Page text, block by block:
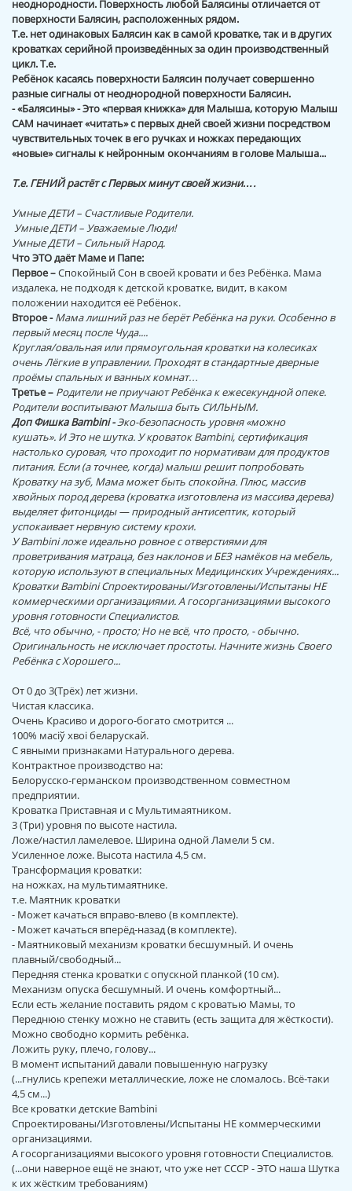
неоднородности. Поверхность любой Балясины отличается от
поверхности Балясин, расположенных рядом.
Т.е. нет одинаковых Балясин как в самой кроватке, так и в других
кроватках серийной произведённых за один производственный
цикл. Т.е.
Ребёнок касаясь поверхности Балясин получает совершенно
разные сигналы от неоднородной поверхности Балясин.
- «Балясины» - Это «первая книжка» для Малыша, которую Малыш
САМ начинает «читать» с первых дней своей жизни посредством
чувствительных точек в его ручках и ножках передающих
«новые» сигналы к нейронным окончаниям в голове Малыша...
Т.е. ГЕНИЙ растёт с Первых минут своей жизни….
Умные ДЕТИ – Счастливые Родители.
Умные ДЕТИ – Уважаемые Люди!
Умные ДЕТИ – Сильный Народ.
Что ЭТО даёт Маме и Папе:
Первое –Спокойный Сон в своей кровати и без Ребёнка. Мама
издалека, не подходя к детской кроватке, видит, в каком
положении находится её Ребёнок.
Второе -Мама лишний раз не берёт Ребёнка на руки. Особенно в
первый месяц после Чуда....
Круглая/овальная или прямоугольная кроватки на колесиках
очень Лёгкие в управлении. Проходят в стандартные дверные
проёмы спальных и ванных комнат…
Третье – Родители не приучают Ребёнка к ежесекундной опеке.
Родители воспитывают Малыша быть СИЛЬНЫМ.
Доп Фишка Bambini -Эко-безопасность уровня «можно
кушать». И Это не шутка. У кроваток Bambini, сертификация
настолько суровая, что проходит по нормативам для продуктов
питания. Если (а точнее, когда) малыш решит попробовать
Кроватку на зуб, Мама может быть спокойна. Плюс, массив
хвойных пород дерева (кроватка изготовлена из массива дерева)
выделяет фитонциды — природный антисептик, который
успокаивает нервную систему крохи.
У Bambini ложе идеально ровное с отверстиями для
проветривания матраца, без наклонов и БЕЗ намёков на мебель,
которую используют в специальных Медицинских Учреждениях...
Кроватки Bambini Спроектированы/Изготовлены/Испытаны НЕ
коммерческими организациями. А госорганизациями высокого
уровня готовности Специалистов.
Всё, что обычно, - просто; Но не всё, что просто, - обычно.
Оригинальность не исключает простоты. Начните жизнь Своего
Ребёнка с Хорошего...
От 0 до 3(Трёх) лет жизни.
Чистая классика.
Очень Красиво и дорого-богато смотрится ...
100% масіў хвоі беларускай.
С явными признаками Натурального дерева.
Контрактное производство на:
Белорусско-германском производственном совместном
предприятии.
Кроватка Приставная и с Мультимаятником.
3 (Три) уровня по высоте настила.
Ложе/настил ламелевое. Ширина одной Ламели 5 см.
Усиленное ложе. Высота настила 4,5 см.
Трансформация кроватки:
на ножках, на мультимаятнике.
т.е. Маятник кроватки
- Может качаться вправо-влево (в комплекте).
- Может качаться вперёд-назад (в комплекте).
- Маятниковый механизм кроватки бесшумный. И очень
плавный/свободный...
Передняя стенка кроватки с опускной планкой (10 см).
Механизм опуска бесшумный. И очень комфортный...
Если есть желание поставить рядом с кроватью Мамы, то
Переднюю стенку можно не ставить (есть защита для жёсткости).
Можно свободно кормить ребёнка.
Ложить руку, плечо, голову...
В момент испытаний давали повышенную нагрузку
(...гнулись крепежи металлические, ложе не сломалось. Всё-таки
4,5 см...)
Все кроватки детские Bambini
Спроектированы/Изготовлены/Испытаны НЕ коммерческими
организациями.
А госорганизациями высокого уровня готовности Специалистов.
(...они наверное ещё не знают, что уже нет СССР - ЭТО наша Шутка
к их жёстким требованиям)